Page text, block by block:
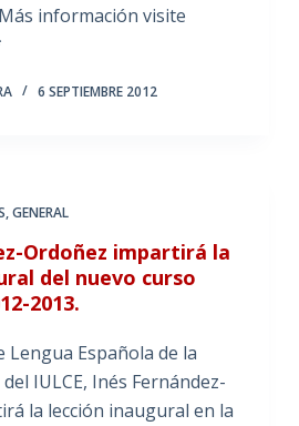
información visite
6 SEPTIEMBRE 2012
,GENERAL
Ordoñez impartirá la
del nuevo curso
2013.
Lengua Española de la
IULCE, Inés Fernández-
la lección inaugural en la